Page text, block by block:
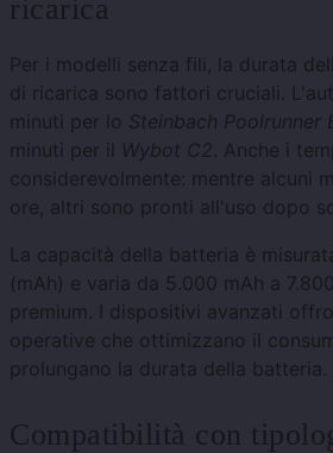
ricarica
Per i modelli senza fili, la durata
di ricarica sono fattori cruciali.
minuti per lo Steinbach Poolrunner
minuti per il Wybot C2. Anche i
considerevolmente: mentre alcuni
ore, altri sono pronti all'uso dopo
La capacità della batteria è
(mAh) e varia da 5.000 mAh a
premium. I dispositivi avanzati
operative che ottimizzano il
prolungano la durata della batteria.
Compatibilità con